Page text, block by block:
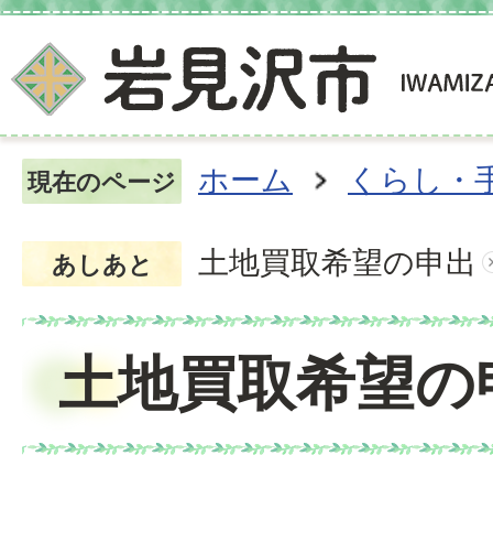
現在のページ ホーム くらし・
あしあと 土地買取希望の申出
土地買取希望の